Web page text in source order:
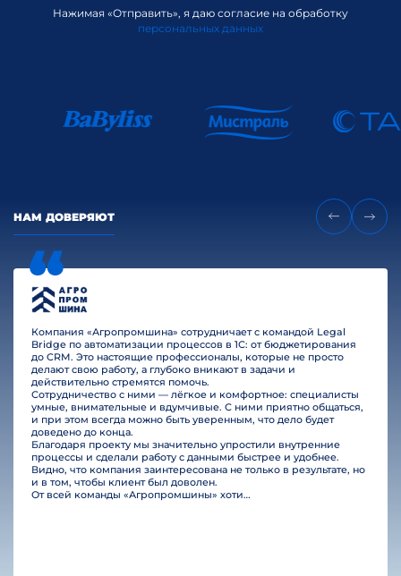
Нажимая «Отправить», я даю согласие на обработку
персональных данных
НАМ ДОВЕРЯЮТ
Компания «Агропромшина» сотрудничает с командой Legal
Bridge по автоматизации процессов в 1С: от бюджетирования
до CRM. Это настоящие профессионалы, которые не просто
делают свою работу, а глубоко вникают в задачи и
действительно стремятся помочь.
Сотрудничество с ними — лёгкое и комфортное: специалисты
умные, внимательные и вдумчивые. С ними приятно общаться,
и при этом всегда можно быть уверенным, что дело будет
доведено до конца.
Благодаря проекту мы значительно упростили внутренние
процессы и сделали работу с данными быстрее и удобнее.
Видно, что компания заинтересована не только в результате, но
и в том, чтобы клиент был доволен.
От всей команды «Агропромшины» хотим поблагодарить специалистов Legal Bridge за отличную работу и человеческое отношение.…